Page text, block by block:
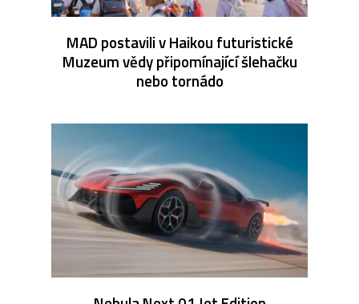
MAD postavili v Haikou futuristické
Muzeum vědy připomínající šlehačku
nebo tornádo